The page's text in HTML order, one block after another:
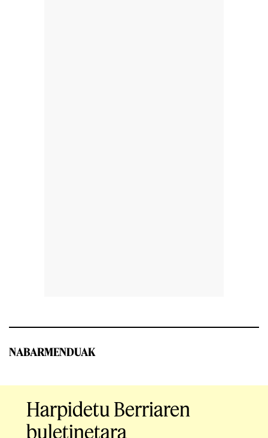
NABARMENDUAK
Harpidetu Berriaren
buletinetara